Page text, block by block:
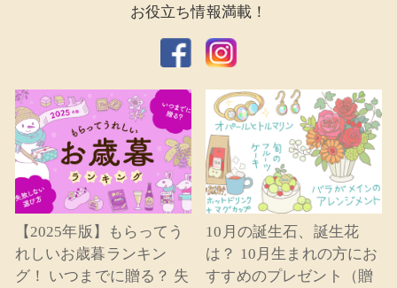
お役立ち情報満載！
【2025年版】もらってう
れしいお歳暮ランキン
グ！ いつまでに贈る？ 失
10月の誕生石、誕生花
は？ 10月生まれの方にお
すすめのプレゼント（贈